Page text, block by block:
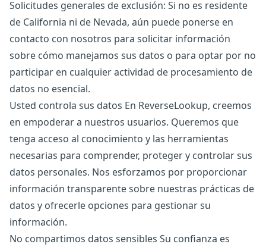
Solicitudes generales de exclusión: Si no es residente
de California ni de Nevada, aún puede ponerse en
contacto con nosotros para solicitar información
sobre cómo manejamos sus datos o para optar por no
participar en cualquier actividad de procesamiento de
datos no esencial.
Usted controla sus datos En ReverseLookup, creemos
en empoderar a nuestros usuarios. Queremos que
tenga acceso al conocimiento y las herramientas
necesarias para comprender, proteger y controlar sus
datos personales. Nos esforzamos por proporcionar
información transparente sobre nuestras prácticas de
datos y ofrecerle opciones para gestionar su
información.
No compartimos datos sensibles Su confianza es